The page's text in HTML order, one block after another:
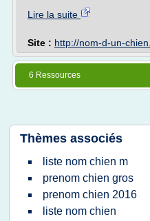
Lire la suite
Site : http://nom-d-un-
6 Ressources
Thèmes associés
liste nom chien m
prenom chien gros
prenom chien 2016
liste nom chien